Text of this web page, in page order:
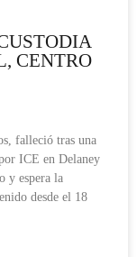
CENTRO
falleció tras una
ICE en Delaney
y espera la
desde el 18